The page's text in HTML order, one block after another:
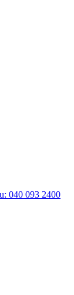
040 093 2400